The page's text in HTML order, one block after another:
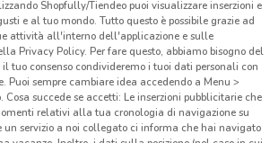
Shopfully/Tiendeo puoi visualizzare inserzioni e
e al tuo mondo. Tutto questo è possibile grazie ad
attività all'interno dell'applicazione e sulle
Privacy Policy. Per fare questo, abbiamo bisogno del
tuo consenso condivideremo i tuoi dati personali con
Puoi sempre cambiare idea accedendo a Menu >
succede se accetti: Le inserzioni pubblicitarie che
relativi alla tua cronologia di navigazione su
servizio a noi collegato ci informa che hai navigato